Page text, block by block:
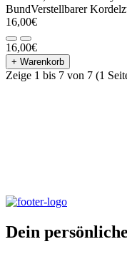
BundVerstellbarer
16,00€
16,00€
+ Warenkorb
Zeige 1 bis 7 von 7 (1
Dein